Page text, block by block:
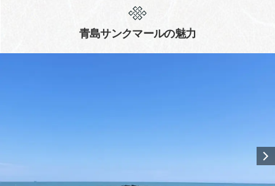
青島サンクマールの魅力